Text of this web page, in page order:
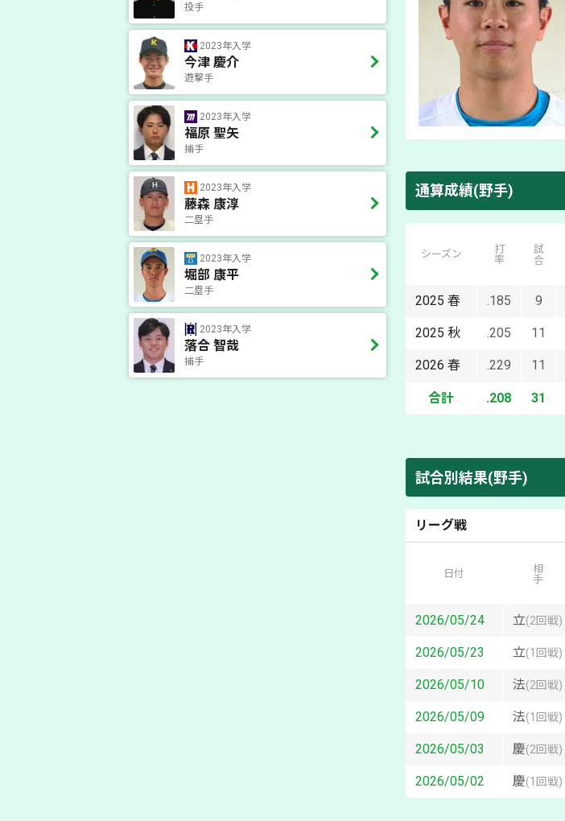
投手
2023年入学
今津 慶介
遊撃手
2023年入学
福原 聖矢
捕手
2023年入学
藤森 康淳
二塁手
2023年入学
堀部 康平
二塁手
2023年入学
落合 智哉
捕手
通算成績(野手)
シーズン 打率 試合
2025 春 .185 9
2025 秋 .205 11
2026 春 .229 11
合計 .208 31
試合別結果(野手)
リーグ戦
日付 相手
2026/05/24 立(2回戦)
2026/05/23 立(1回戦)
2026/05/10 法(2回戦)
2026/05/09 法(1回戦)
2026/05/03 慶(2回戦)
2026/05/02 慶(1回戦)